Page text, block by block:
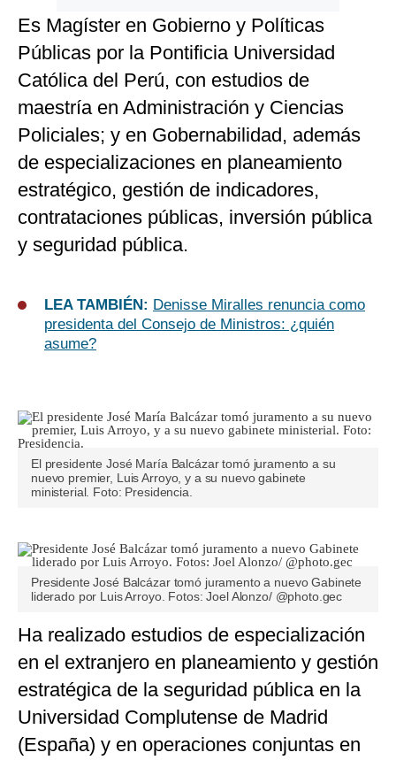
Es Magíster en Gobierno y Políticas
Públicas por la Pontificia Universidad
Católica del Perú, con estudios de
maestría en Administración y Ciencias
Policiales; y en Gobernabilidad, además
de especializaciones en planeamiento
estratégico, gestión de indicadores,
contrataciones públicas, inversión pública
y seguridad pública.
LEA TAMBIÉN: Denisse Miralles renuncia como
presidenta del Consejo de Ministros: ¿quién
asume?
El presidente José María Balcázar tomó juramento a su
nuevo premier, Luis Arroyo, y a su nuevo gabinete
ministerial. Foto: Presidencia.
Presidente José Balcázar tomó juramento a nuevo Gabinete
liderado por Luis Arroyo. Fotos: Joel Alonzo/ @photo.gec
Ha realizado estudios de especialización
en el extranjero en planeamiento y gestión
estratégica de la seguridad pública en la
Universidad Complutense de Madrid
(España) y en operaciones conjuntas en